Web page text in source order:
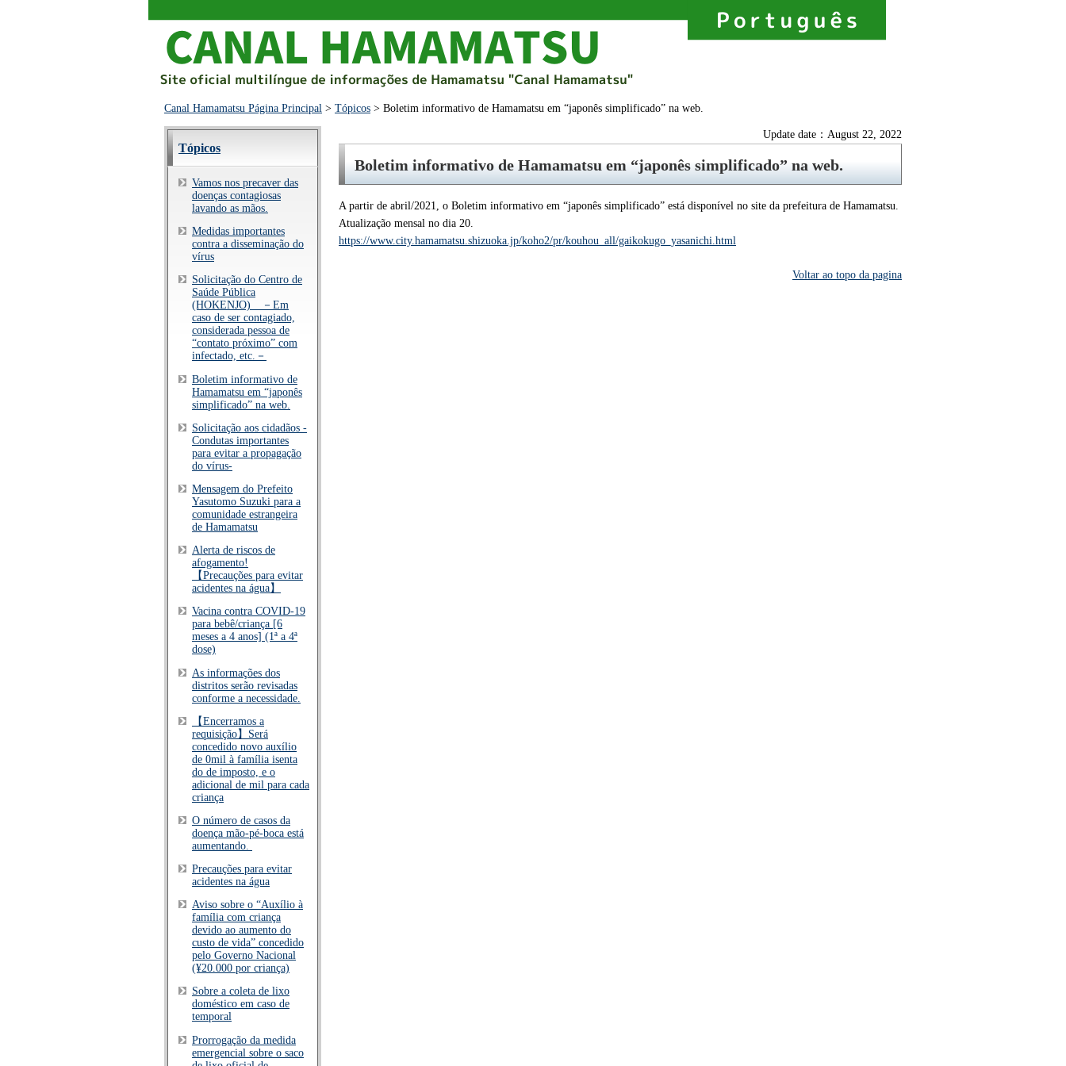
Canal Hamamatsu Página Principal > Tópicos > Boletim informativo de Hamamatsu em “japonês simplificado” na web.
Tópicos
Vamos nos precaver das
doenças contagiosas
lavando as mãos.
Medidas importantes
contra a disseminação do
vírus
Solicitação do Centro de
Saúde Pública
(HOKENJO) －Em
caso de ser contagiado,
considerada pessoa de
“contato próximo” com
infectado, etc.－
Boletim informativo de
Hamamatsu em “japonês
simplificado” na web.
Solicitação aos cidadãos -
Condutas importantes
para evitar a propagação
do vírus-
Mensagem do Prefeito
Yasutomo Suzuki para a
comunidade estrangeira
de Hamamatsu
Alerta de riscos de
afogamento!
【Precauções para evitar
acidentes na água】
Vacina contra COVID-19
para bebê/criança [6
meses a 4 anos] (1ª a 4ª
dose)
As informações dos
distritos serão revisadas
conforme a necessidade.
【Encerramos a
requisição】Será
concedido novo auxílio
de 0mil à família isenta
do de imposto, e o
adicional de mil para cada
criança
O número de casos da
doença mão-pé-boca está
aumentando.
Precauções para evitar
acidentes na água
Aviso sobre o “Auxílio à
família com criança
devido ao aumento do
custo de vida” concedido
pelo Governo Nacional
(¥20.000 por criança)
Sobre a coleta de lixo
doméstico em caso de
temporal
Prorrogação da medida
emergencial sobre o saco
Update date：August 22, 2022
Boletim informativo de Hamamatsu em “japonês simplificado” na web.
A partir de abril/2021, o Boletim informativo em “japonês simplificado” está disponível no site da prefeitura de Hamamatsu.
Atualização mensal no dia 20.
https://www.city.hamamatsu.shizuoka.jp/koho2/pr/kouhou_all/gaikokugo_yasanichi.html
Voltar ao topo da pagina